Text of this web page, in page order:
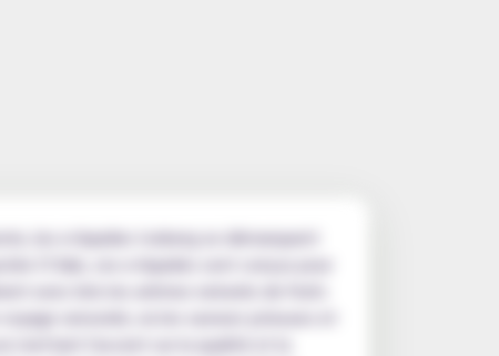
les e-liquides Iceberg se démarquent
O'Jlab, ces e-liquides sont conçus pour
avec brio les arômes naturels de fruits
sensoriel, où les saveurs juteuses et
mettant l'accent sur la qualité et la